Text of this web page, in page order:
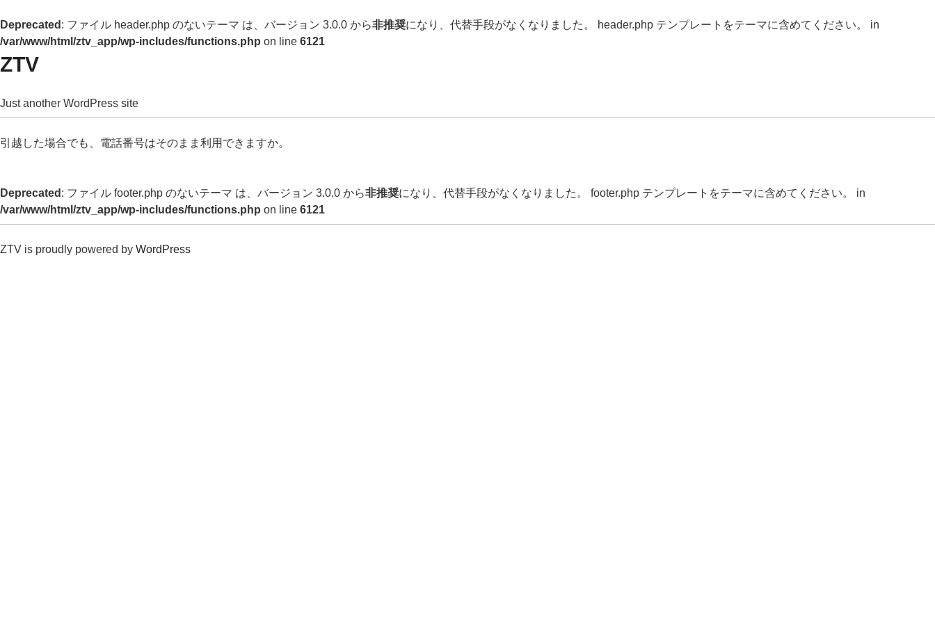
Deprecated : ファイル header.php のないテーマ は、バージョン 3.0.0 から非推奨になり、代替手段がなくなりました。 header.php テンプレートをテーマに含めてください。 in
/var/www/html/ztv_app/wp-includes/functions.php on line 6121
ZTV
Just another WordPress site
引越した場合でも、電話番号はそのまま利用できますか。
Deprecated : ファイル footer.php のないテーマ は、バージョン 3.0.0 から非推奨になり、代替手段がなくなりました。 footer.php テンプレートをテーマに含めてください。 in
/var/www/html/ztv_app/wp-includes/functions.php on line 6121
ZTV is proudly powered by WordPress